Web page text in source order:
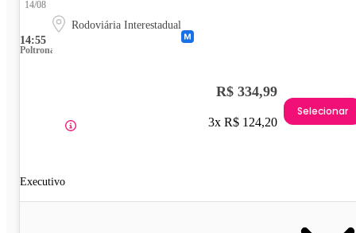
14:55
14/08
Rodoviária Interestadual
Poltrona
Executivo
R$ 334,99
3x R$ 124,20
Selecionar